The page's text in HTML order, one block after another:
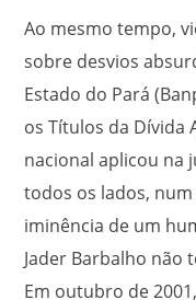
Ao mesmo tempo,
sobre desvios
Estado do Pará
os Títulos da Dívida
nacional aplicou na
todos os lados,
iminência de um
Jader Barbalho não
Em outubro de